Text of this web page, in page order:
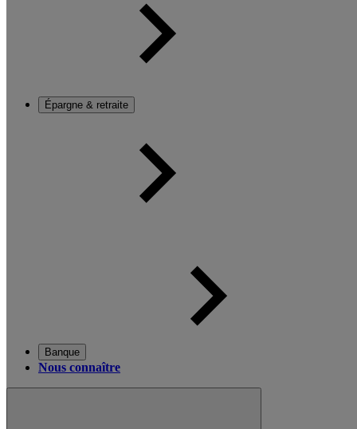
Épargne & retraite
Banque
Nous connaître